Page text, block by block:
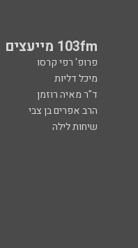
103fm מייעצים
פרופ' רפי קרסו
מיכל דליות
ד"ר מאיה רוזמן
הרב אפרים בן צבי
שיחות לילה